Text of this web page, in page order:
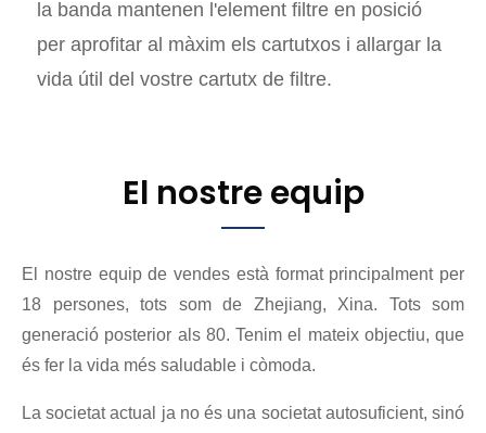
la banda mantenen l'element filtre en posició
per aprofitar al màxim els cartutxos i allargar la
vida útil del vostre cartutx de filtre.
El nostre equip
El nostre equip de vendes està format principalment per
18 persones, tots som de Zhejiang, Xina. Tots som
generació posterior als 80. Tenim el mateix objectiu, que
és fer la vida més saludable i còmoda.
La societat actual ja no és una societat autosuficient, sinó